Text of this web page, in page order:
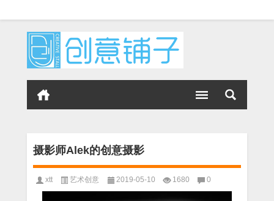
摄影师Alek的创意摄影
xtt 艺术创意 2019-05-10 1680 0